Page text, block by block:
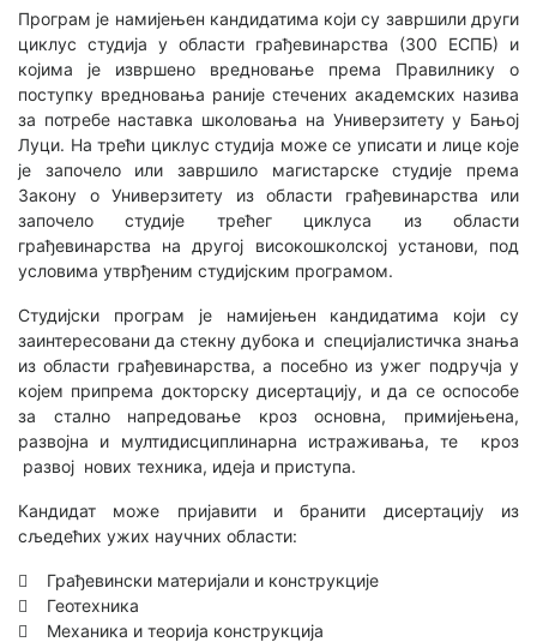
Програм је намијењен кандидатима који су завршили други
циклус студија у области грађевинарства (300 ЕСПБ) и
којима је извршено вредновање према Правилнику о
поступку вредновања раније стечених академских назива
за потребе наставка школовања на Универзитету у Бањој
Луци. На трећи циклус студија може се уписати и лице које
је започело или завршило магистарске студије према
Закону о Универзитету из области грађевинарства или
започело студије трећег циклуса из области
грађевинарства на другој високошколској установи, под
условима утврђеним студијским програмом.
Студијски програм је намијењен кандидатима који су
заинтересовани да стекну дубока и специјалистичка знања
из области грађевинарства, а посебно из ужег подручја у
којем припрема докторску дисертацију, и да се оспособе
за стално напредовање кроз основна, примијењена,
развојна и мултидисциплинарна истраживања, те кроз
развој нових техника, идеја и приступа.
Кандидат може пријавити и бранити дисертацију из
сљедећих ужих научних области:
 Грађевински материјали и конструкције
 Геотехника
 Механика и теорија конструкција